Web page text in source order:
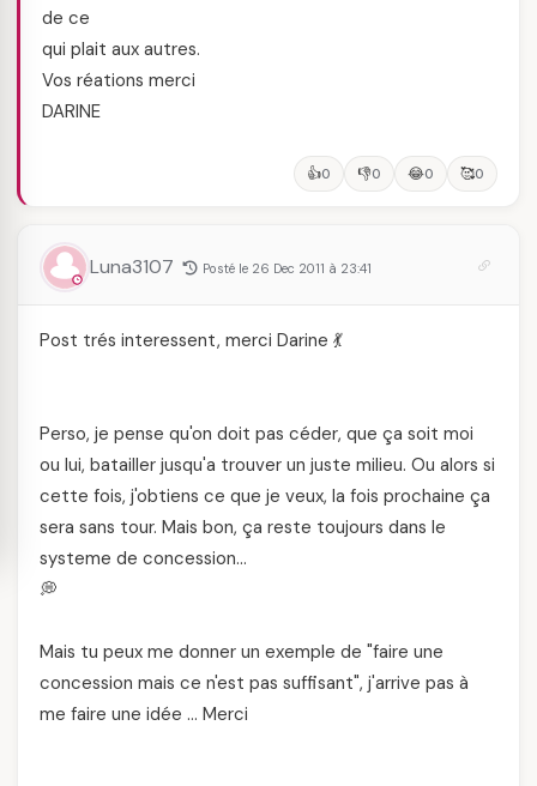
de ce
qui plait aux autres.
Vos réations merci
DARINE
👍0 👎0 😂0 🥰0
Luna3107 Posté le 26 Dec 2011 à 23:41
Post trés interessent, merci Darine 💃
Perso, je pense qu'on doit pas céder, que ça soit moi
ou lui, batailler jusqu'a trouver un juste milieu. Ou alors si
cette fois, j'obtiens ce que je veux, la fois prochaine ça
sera sans tour. Mais bon, ça reste toujours dans le
systeme de concession…
💭
Mais tu peux me donner un exemple de "faire une
concession mais ce n'est pas suffisant", j'arrive pas à
me faire une idée … Merci